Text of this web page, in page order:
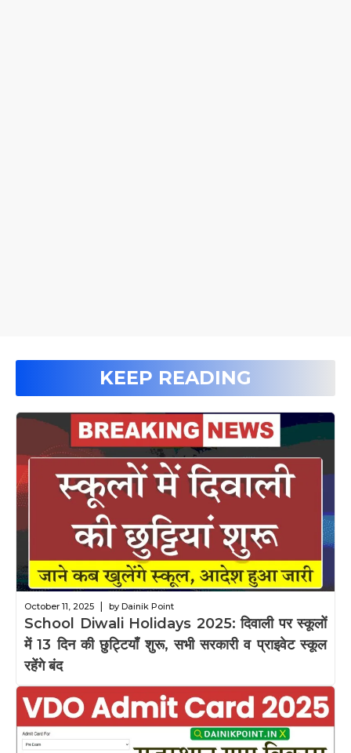
KEEP READING
October 11, 2025 by Dainik Point
School Diwali Holidays 2025: दिवाली पर स्कूलों
में 13 दिन की छुट्टियाँ शुरू, सभी सरकारी व प्राइवेट स्कूल
रहेंगे बंद